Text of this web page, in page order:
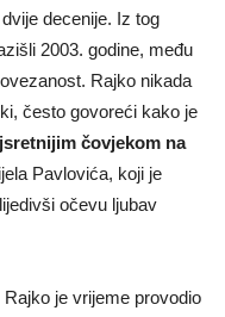
decenije. Iz tog
2003. godine, među
Rajko nikada
često govoreći kako je
čovjekom na
Pavlovića, koji je
očevu ljubav
je vrijeme provodio